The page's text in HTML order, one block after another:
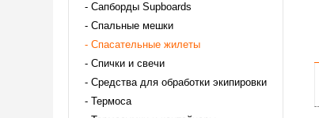
Сапборды Supboards
Спальные мешки
Спасательные жилеты
Спички и свечи
Средства для обработки экипировки
Термоса